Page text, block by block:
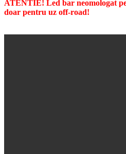
ATENTIE! Led bar neomologat
doar pentru uz off-road!